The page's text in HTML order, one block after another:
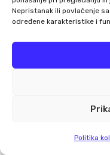
Nepristanak ili povlačenje
određene karakteristike i
Politika